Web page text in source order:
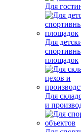
Для
Для
площадок
Для
и